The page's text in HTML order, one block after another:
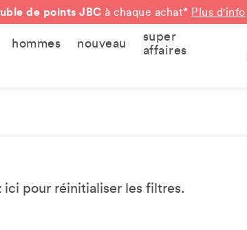
de points JBC à chaque achat* Plus d'info
hommes nouveau
super
affaires
ici pour réinitialiser les filtres.